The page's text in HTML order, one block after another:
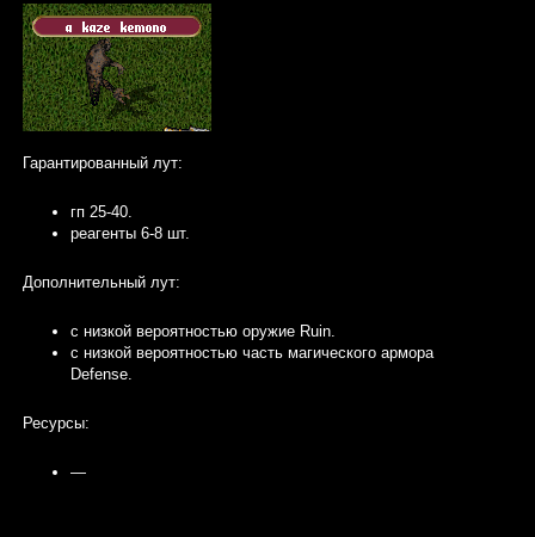
Гарантированный лут:
гп 25-40.
реагенты 6-8 шт.
Дополнительный лут:
с низкой вероятностью оружие Ruin.
с низкой вероятностью часть магического армора
Defense.
Ресурсы:
—